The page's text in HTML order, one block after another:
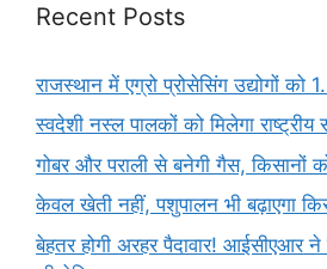
Recent Posts
राजस्थान में एग्रो प्रोसेसिंग उद्योगों
स्वदेशी नस्ल पालकों को मिलेगा राष्ट्रीय
गोबर और पराली से बनेगी गैस, किसानों
केवल खेती नहीं, पशुपालन भी बढ़ाएगा
बेहतर होगी अरहर पैदावार! आईसीएआर ने